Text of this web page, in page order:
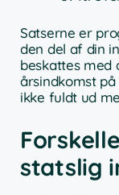
Satserne er
den del af din
beskattes med
årsindkomst på
ikke fuldt ud
statslig